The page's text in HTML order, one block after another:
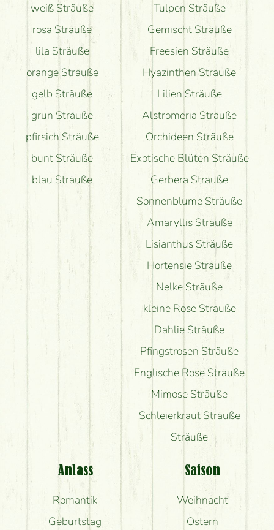
weiß Sträuße
rosa Sträuße
lila Sträuße
orange Sträuße
gelb Sträuße
grün Sträuße
pfirsich Sträuße
bunt Sträuße
blau Sträuße
Tulpen Sträuße
Gemischt Sträuße
Freesien Sträuße
Hyazinthen Sträuße
Lilien Sträuße
Alstromeria Sträuße
Orchideen Sträuße
Exotische Blüten Sträuße
Gerbera Sträuße
Sonnenblume Sträuße
Amaryllis Sträuße
Lisianthus Sträuße
Hortensie Sträuße
Nelke Sträuße
kleine Rose Sträuße
Dahlie Sträuße
Pfingstrosen Sträuße
Englische Rose Sträuße
Mimose Sträuße
Schleierkraut Sträuße
Sträuße
Anlass
Romantik
Geburtstag
Saison
Weihnacht
Ostern